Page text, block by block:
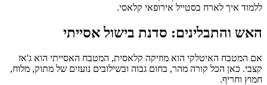
ללמוד איך לארח בסטייל אירופאי קלאסי.
האש והתבלינים: סדנת בישול אסייתי
אם המטבח האיטלקי הוא מוזיקה קלאסית, המטבח האסייתי הוא ג'אז
קצבי. כאן הכל קורה מהר, בחום גבוה ובשילובים נועזים של מתוק, מלוח,
חמוץ וחריף.